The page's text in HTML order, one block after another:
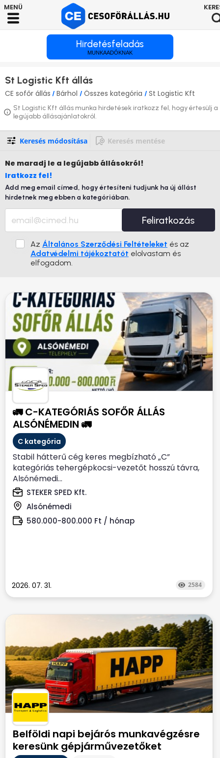
Hirdetésfeladás
MUNKAADÓKNAK
St Logistic Kft állás
CE sofőr állás / Bárhol / Összes kategória / St Logistic Kft
St Logistic Kft állás munka hirdetések iratkozz fel, hogy értesülj a
legújabb állásajánlatokról.
Keresés módosítása Keresés mentése
Ne maradj le a legújabb állásokról!
Iratkozz fel!
Add meg email címed, hogy értesíteni tudjunk ha új állást
hirdetnek meg ebben a kategóriában.
Feliratkozás
Az Általános Szerződési Feltételeket és az
Adatvédelmi tájékoztatót elolvastam és
elfogadom.
🚛 C-KATEGÓRIÁS SOFŐR ÁLLÁS
ALSÓNÉMEDIN 🚛
C kategória
Stabil hátterű cég keres megbízható „C”
kategóriás tehergépkocsi-vezetőt hosszú távra,
Alsónémedi...
STEKER SPED Kft.
Alsónémedi
580.000-800.000 Ft / hónap
2026. 07. 31. 2584
Belföldi napi bejárós munkavégzésre
keresünk gépjárművezetőket